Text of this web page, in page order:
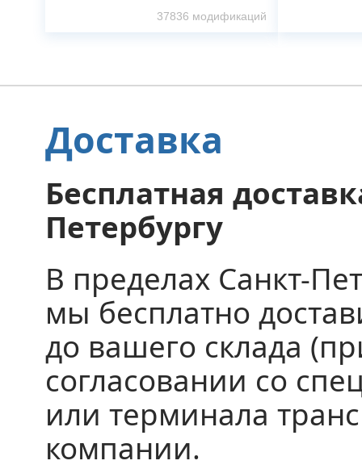
37836 модификаций
Доставка
Бесплатная
Петербургу
В пределах Санкт-
мы бесплатно
до вашего склада
согласовании со
или терминала
компании.